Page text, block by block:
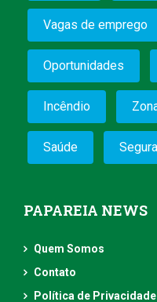
Vagas de emprego
Oportunidades
Incêndio
Saúde
PAPAREIA NEWS
Quem Somos
Contato
Política de Privacidade